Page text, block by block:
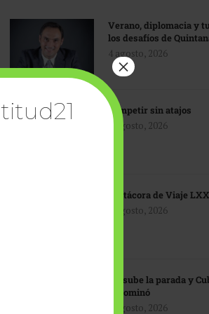
Verano, diplomacia y
los desafíos de
4 agosto, 2026
Competir sin atajos
4 agosto, 2026
Bitácora de Viaje LXX
3 agosto, 2026
EU sube la parada y
el dominó
3 agosto, 2026
×